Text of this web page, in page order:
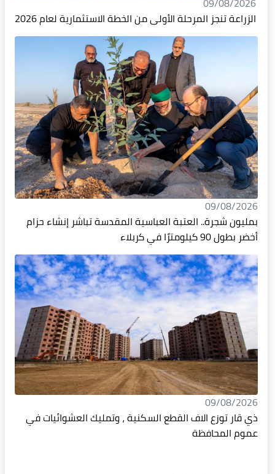
الزراعة تنجز المرحلة الأولى من الخطة الاستثمارية لعام 2026
09/08/2026
بمليون شجرة.. العتبة العباسية المقدسة تباشر إنشاء حزام
أخضر بطول 90 كيلومترًا في كربلاء
09/08/2026
ذي قار توزع الاف القطع السكنية ، وتمليك العشوائيات في
عموم المحافظة